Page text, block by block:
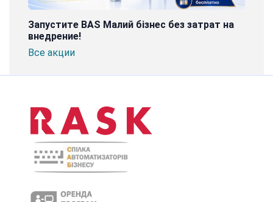
Запустите BAS Малий бізнес без затрат на
внедрение!
Все акции